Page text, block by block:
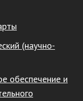
(научно-
обеспечение и